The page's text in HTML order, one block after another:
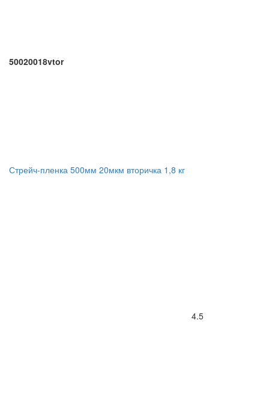
50020018vtor
Стрейч-пленка 500мм 20мкм вторичка 1,8 кг
4.5